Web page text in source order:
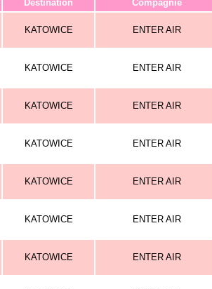
Destination Compagnie
KATOWICE ENTER AIR
KATOWICE ENTER AIR
KATOWICE ENTER AIR
KATOWICE ENTER AIR
KATOWICE ENTER AIR
KATOWICE ENTER AIR
KATOWICE ENTER AIR